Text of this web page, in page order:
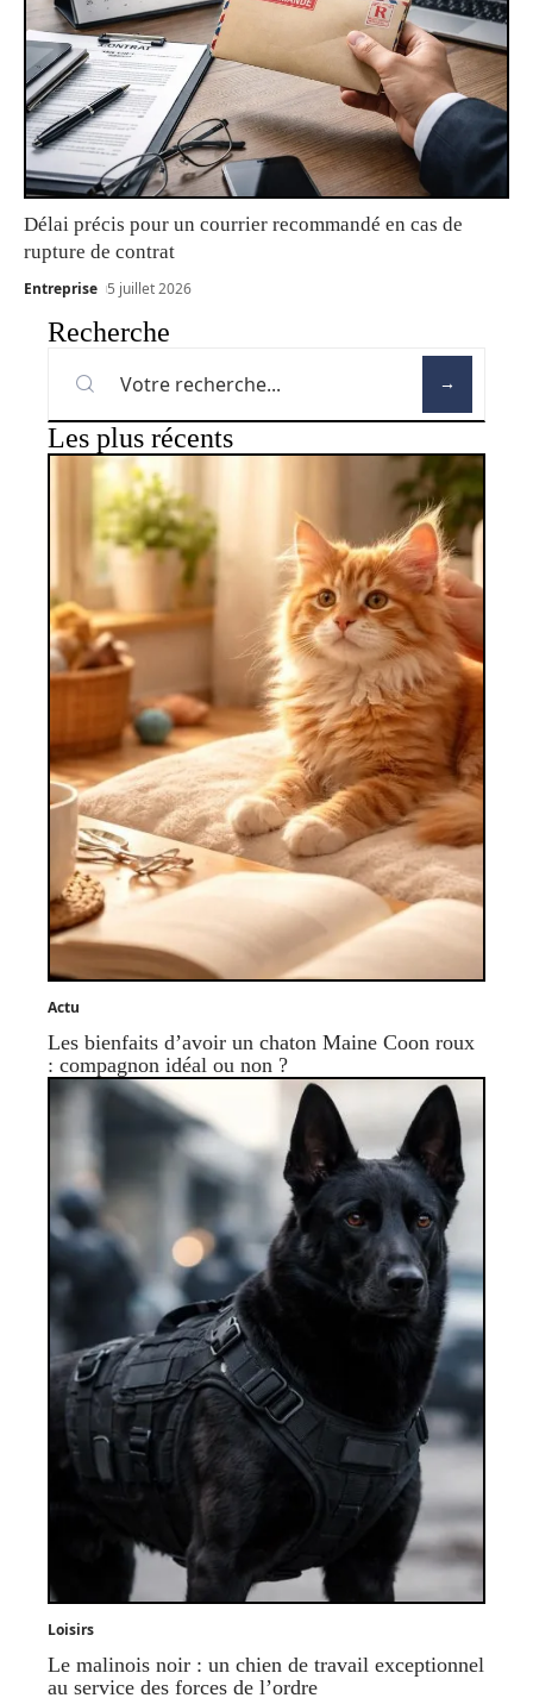
Délai précis pour un courrier recommandé en cas de
rupture de contrat
Entreprise 5 juillet 2026
Recherche
Les plus récents
Actu
Les bienfaits d’avoir un chaton Maine Coon roux
: compagnon idéal ou non ?
Loisirs
Le malinois noir : un chien de travail exceptionnel
au service des forces de l’ordre